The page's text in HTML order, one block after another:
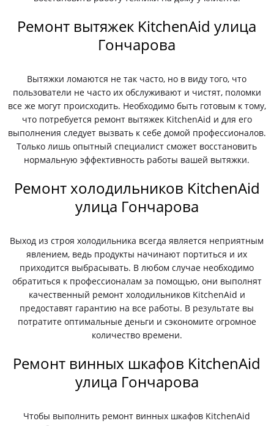
Ремонт вытяжек KitchenAid улица
Гончарова
Вытяжки ломаются не так часто, но в виду того, что
пользователи не часто их обслуживают и чистят, поломки
все же могут происходить. Необходимо быть готовым к тому,
что потребуется ремонт вытяжек KitchenAid и для его
выполнения следует вызвать к себе домой профессионалов.
Только лишь опытный специалист сможет восстановить
нормальную эффективность работы вашей вытяжки.
Ремонт холодильников KitchenAid
улица Гончарова
Выход из строя холодильника всегда является неприятным
явлением, ведь продукты начинают портиться и их
приходится выбрасывать. В любом случае необходимо
обратиться к профессионалам за помощью, они выполнят
качественный ремонт холодильников KitchenAid и
предоставят гарантию на все работы. В результате вы
потратите оптимальные деньги и сэкономите огромное
количество времени.
Ремонт винных шкафов KitchenAid
улица Гончарова
Чтобы выполнить ремонт винных шкафов KitchenAid